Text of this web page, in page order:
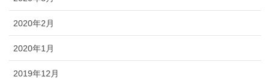
2020年2月
2020年1月
2019年12月